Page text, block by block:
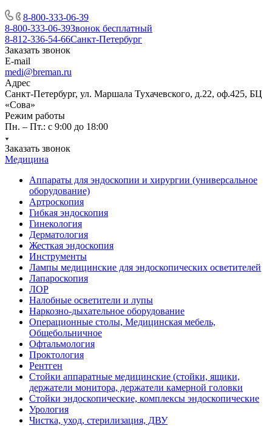
8-800-333-06-39
8-800-333-06-39Звонок бесплатный
8-812-336-54-66Санкт-Петербург
Заказать звонок
E-mail
medi@breman.ru
Адрес
Санкт-Петербург, ул. Маршала Тухачевского, д.22, оф.425, БЦ
«Сова»
Режим работы
Пн. – Пт.: с 9:00 до 18:00
Заказать звонок
Медицина
Аппараты для эндоскопии и хирургии (универсальное
оборудование)
Артроскопия
Гибкая эндоскопия
Гинекология
Дерматология
Жесткая эндоскопия
Инструменты
Лампы медицинские для эндоскопических осветителей
Лапароскопия
ЛОР
Налобные осветители и лупы
Наркозно-дыхательное оборудование
Операционные столы, Медицинская мебель,
Общебольничное
Офтальмология
Проктология
Рентген
Стойки аппаратные медицинские (стойки, ящики,
держатели монитора, держатели камерной головки
Стойки эндоскопические, комплексы эндоскопические
Урология
Чистка, уход, стерилизация, ДВУ